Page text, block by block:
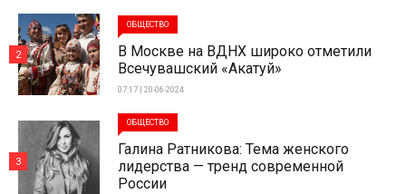
ОБЩЕСТВО
В Москве на ВДНХ широко отметили
Всечувашский «Акатуй»
07:17 | 20-06-2024
2
ОБЩЕСТВО
Галина Ратникова: Тема женского
лидерства — тренд современной
России
3